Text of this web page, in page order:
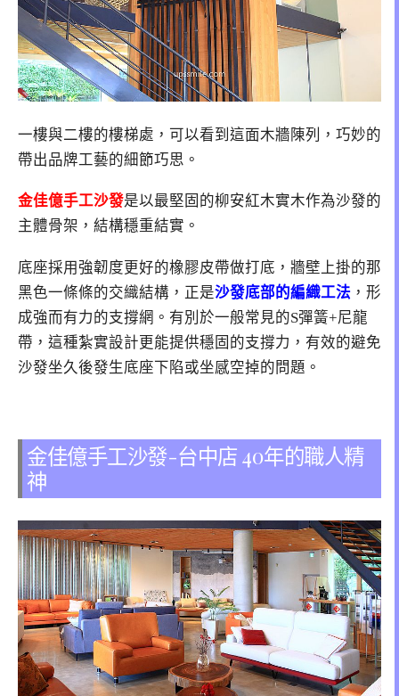
一樓與二樓的樓梯處，可以看到這面木牆陳列，巧妙的
帶出品牌工藝的細節巧思。
金佳億手工沙發是以最堅固的柳安紅木實木作為沙發的
主體骨架，結構穩重結實。
底座採用強韌度更好的橡膠皮帶做打底，牆壁上掛的那
黑色一條條的交織結構，正是沙發底部的編織工法 ，形
成強而有力的支撐網。有別於一般常見的S彈簧+尼龍
帶，這種紮實設計更能提供穩固的支撐力，有效的避免
沙發坐久後發生底座下陷或坐感空掉的問題。
金佳億手工沙發-台中店 40年的職人精
神